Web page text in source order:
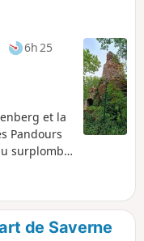
6h 25
et la
Pandours
surplomb
Vit et les
de Saverne